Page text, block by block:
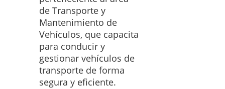
de Transporte y
Mantenimiento de
Vehículos, que capacita
para conducir y
gestionar vehículos de
transporte de forma
segura y eficiente.